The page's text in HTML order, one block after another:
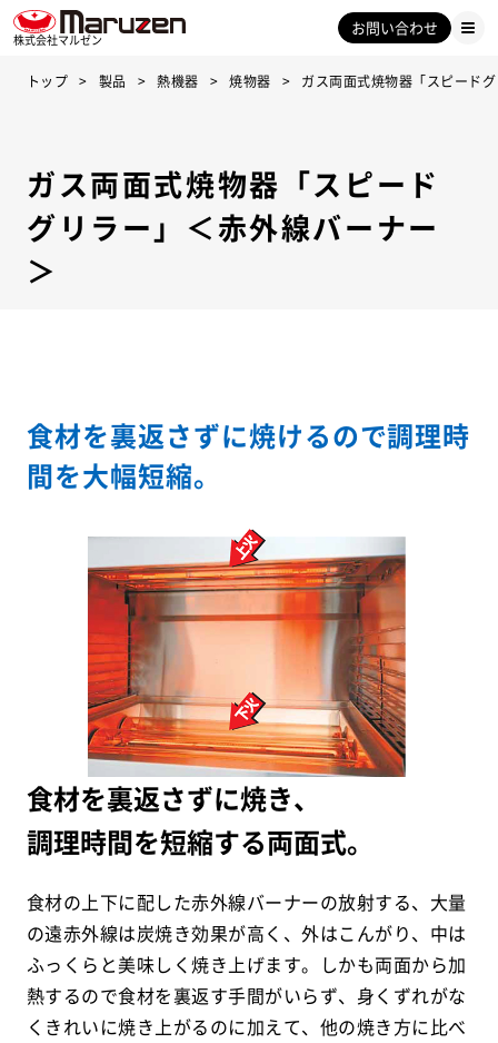
株式会社マルゼン
お問い合わせ
トップ 製品 熱機器 焼物器 ガス両面式焼物器「スピード
ガス両面式焼物器「スピード
グリラー」＜赤外線バーナー
＞
食材を裏返さずに焼けるので調理時
間を大幅短縮。
食材を裏返さずに焼き、
調理時間を短縮する両面式。
食材の上下に配した赤外線バーナーの放射する、大量
の遠赤外線は炭焼き効果が高く、外はこんがり、中は
ふっくらと美味しく焼き上げます。しかも両面から加
熱するので食材を裏返す手間がいらず、身くずれがな
くきれいに焼き上がるのに加えて、他の焼き方に比べ